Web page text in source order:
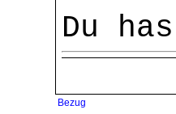
Du
Bezug